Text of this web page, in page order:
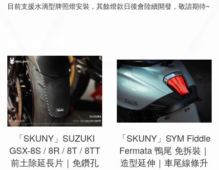
目前支援水滴型牌照燈安裝，其餘燈款日後會陸續開發，敬請期待~
「SKUNY」SUZUKI
GSX-8S / 8R / 8T / 8TT
前土除延長片｜免鑽孔
「SKUNY」SYM Fiddle
Fermata 鴨尾 免拆裝｜
造型延伸｜車尾線條升